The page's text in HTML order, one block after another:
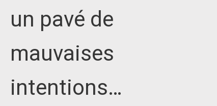
un pavé de
mauvaises
intentions…